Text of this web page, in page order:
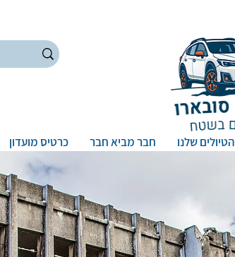
הטיולים שלנו חבר מביא חבר כרטיס מועדון